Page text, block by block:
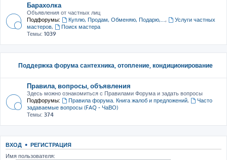
Барахолка
Объявления от частных лиц
Подфорумы:
Куплю, Продам, Обменяю, Подарю,...,
Услуги частных
мастеров,
Поиск мастера
Темы: 1039
Поддержка форума сантехника, отопление, кондиционирование
Правила, вопросы, объявления
Здесь можно ознакомиться с Правилами Форума и задать вопросы
Подфорумы:
Правила форума. Книга жалоб и предложений,
Часто
задаваемые вопросы (FAQ - ЧаВО)
Темы: 374
ВХОД • РЕГИСТРАЦИЯ
Имя пользователя: